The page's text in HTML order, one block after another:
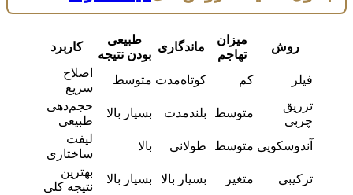
روش
میزان
تهاجم
ماندگاری
طبیعی
بودن نتیجه
کاربرد
فیلر کم کوتاه‌مدت متوسط
اصلاح
سریع
تزریق
چربی
متوسط بلندمدت بسیار بالا
حجم‌دهی
طبیعی
آندوسکوپی متوسط طولانی بالا
لیفت
ساختاری
ترکیبی
متغیر بسیار بالا بسیار بالا
بهترین
نتیجه کلی